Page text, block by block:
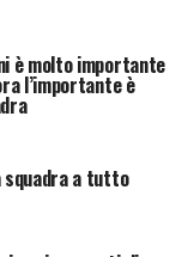
è molto importante
l’importante è
squadra a tutto